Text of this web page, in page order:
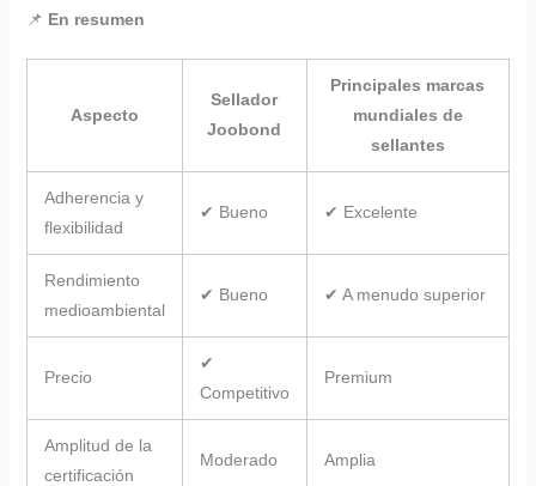
📌 En resumen
Aspecto
Sellador
Joobond
Principales marcas
mundiales de
sellantes
Adherencia y
flexibilidad
✔ Bueno ✔ Excelente
Rendimiento
medioambiental
✔ Bueno ✔ A menudo superior
Precio
✔
Competitivo
Premium
Amplitud de la
certificación
Moderado Amplia